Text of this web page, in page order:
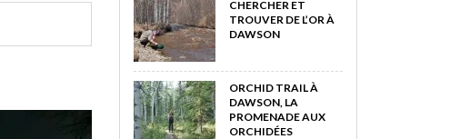
CHERCHER ET
TROUVER DE L’OR À
DAWSON
ORCHID TRAIL À
DAWSON, LA
PROMENADE AUX
ORCHIDÉES